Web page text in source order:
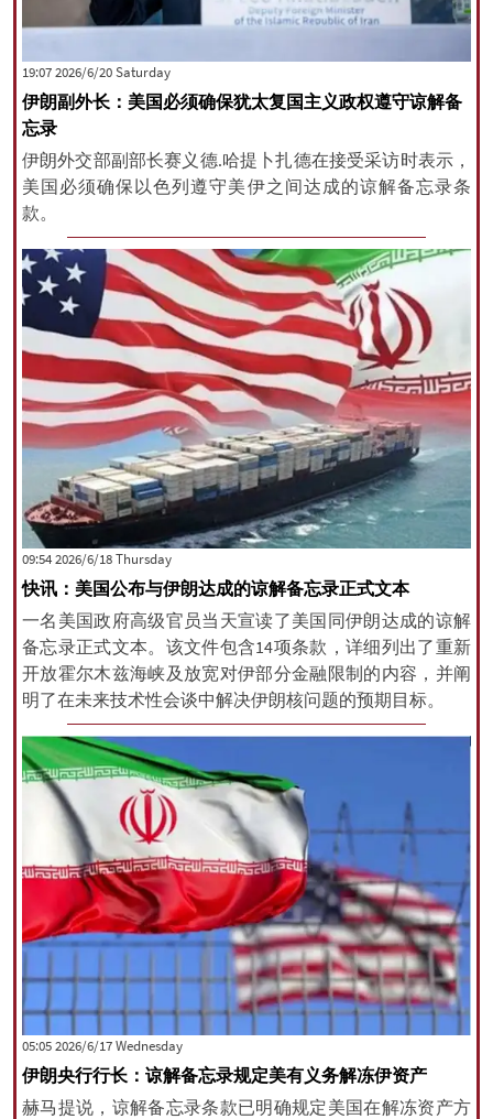
‫Saturday‬ 2026/6/20 19:07
伊朗副外长：美国必须确保犹太复国主义政权遵守谅解备
忘录
伊朗外交部副部长赛义德.哈提卜扎德在接受采访时表示，
美国必须确保以色列遵守美伊之间达成的谅解备忘录条
款。
‫‫Thursday‬‬ 2026/6/18 09:54
快讯：美国公布与伊朗达成的谅解备忘录正式文本
一名美国政府高级官员当天宣读了美国同伊朗达成的谅解
备忘录正式文本。该文件包含14项条款，详细列出了重新
开放霍尔木兹海峡及放宽对伊部分金融限制的内容，并阐
明了在未来技术性会谈中解决伊朗核问题的预期目标。
‫‫Wednesday‬‬ 2026/6/17 05:05
伊朗央行行长：谅解备忘录规定美有义务解冻伊资产
赫马提说，谅解备忘录条款已明确规定美国在解冻资产方